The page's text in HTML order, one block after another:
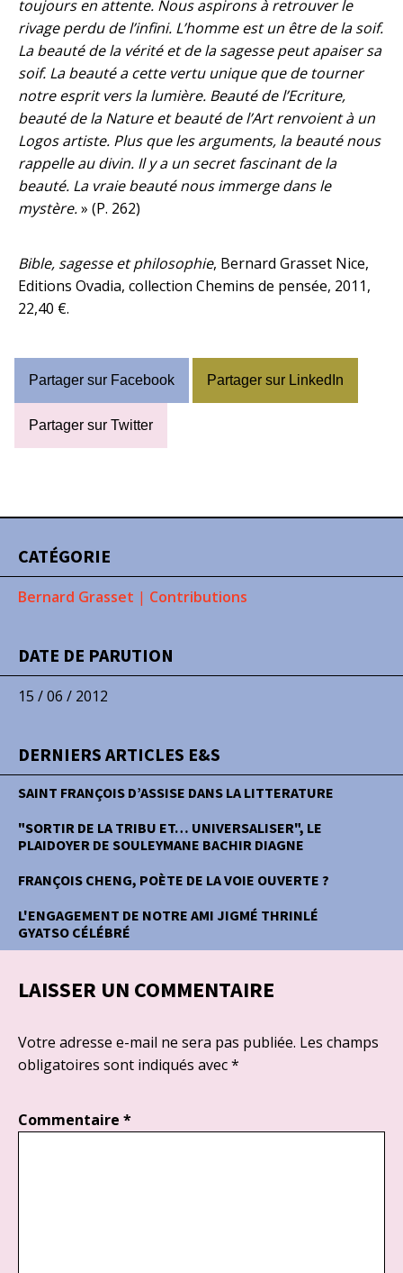
CATÉGORIE
Bernard Grasset | Contributions
DATE DE PARUTION
15 / 06 / 2012
DERNIERS ARTICLES E&S
SAINT FRANÇOIS D’ASSISE DANS LA LITTERATURE
"SORTIR DE LA TRIBU ET… UNIVERSALISER", LE
PLAIDOYER DE SOULEYMANE BACHIR DIAGNE
FRANÇOIS CHENG, POÈTE DE LA VOIE OUVERTE ?
L'ENGAGEMENT DE NOTRE AMI JIGMÉ THRINLÉ
GYATSO CÉLÉBRÉ
LAISSER UN COMMENTAIRE
Votre adresse e-mail ne sera pas publiée. Les champs
obligatoires sont indiqués avec*
Commentaire *
toujours en attente. Nous aspirons à retrouver le
rivage perdu de l’infini. L’homme est un être de la soif.
La beauté de la vérité et de la sagesse peut apaiser sa
soif. La beauté a cette vertu unique que de tourner
notre esprit vers la lumière. Beauté de l’Ecriture,
beauté de la Nature et beauté de l’Art renvoient à un
Logos artiste. Plus que les arguments, la beauté nous
rappelle au divin. Il y a un secret fascinant de la
beauté. La vraie beauté nous immerge dans le
mystère.» (P. 262)
Bible, sagesse et philosophie, Bernard Grasset Nice,
Editions Ovadia, collection Chemins de pensée, 2011,
22,40 €.
Partager sur Facebook Partager sur LinkedIn
Partager sur Twitter